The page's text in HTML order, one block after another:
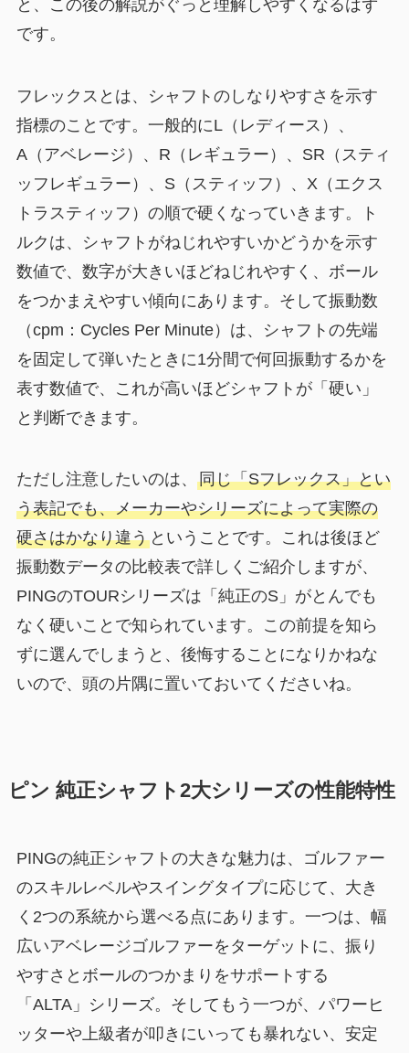
と、この後の解説がぐっと理解しやすくなるはず
です。
フレックスとは、シャフトのしなりやすさを示す
指標のことです。一般的にL（レディース）、
A（アベレージ）、R（レギュラー）、SR（スティ
ッフレギュラー）、S（スティッフ）、X（エクス
トラスティッフ）の順で硬くなっていきます。ト
ルクは、シャフトがねじれやすいかどうかを示す
数値で、数字が大きいほどねじれやすく、ボール
をつかまえやすい傾向にあります。そして振動数
（cpm：Cycles Per Minute）は、シャフトの先端
を固定して弾いたときに1分間で何回振動するかを
表す数値で、これが高いほどシャフトが「硬い」
と判断できます。
ただし注意したいのは、 同じ「Sフレックス」とい
う表記でも、メーカーやシリーズによって実際の
硬さはかなり違うということです。これは後ほど
振動数データの比較表で詳しくご紹介しますが、
PINGのTOURシリーズは「純正のS」がとんでも
なく硬いことで知られています。この前提を知ら
ずに選んでしまうと、後悔することになりかねな
いので、頭の片隅に置いておいてくださいね。
ピン 純正シャフト2大シリーズの性能特性
PINGの純正シャフトの大きな魅力は、ゴルファー
のスキルレベルやスイングタイプに応じて、大き
く2つの系統から選べる点にあります。一つは、幅
広いアベレージゴルファーをターゲットに、振り
やすさとボールのつかまりをサポートする
「ALTA」シリーズ。そしてもう一つが、パワーヒ
ッターや上級者が叩きにいっても暴れない、安定